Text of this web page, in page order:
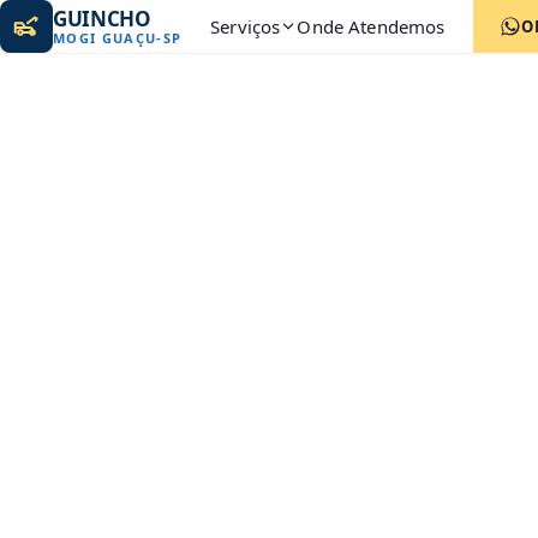
GUINCHO
MOGI GUAÇU-SP Serviços Onde Atendemos